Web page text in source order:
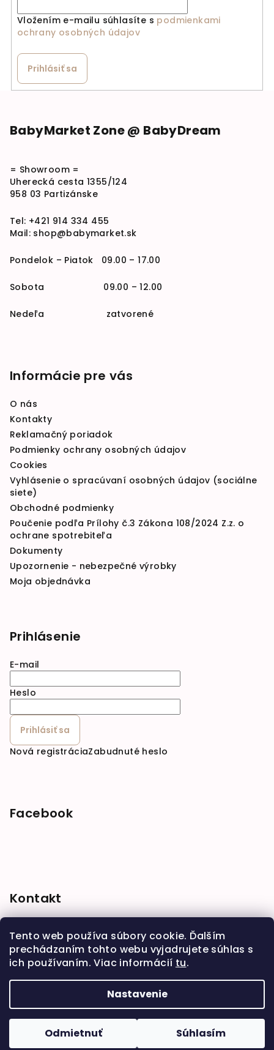
Tento web používa súbory cookie. Ďalším
prechádzaním tohto webu vyjadrujete súhlas s
ich používaním. Viac informácií tu.
Nastavenie
Odmietnuť Súhlasím
Vložením e-mailu súhlasíte s podmienkami
ochrany osobných údajov
Prihlásiť sa
BabyMarket Zone @ BabyDream
= Showroom =
Uherecká cesta 1355/124
958 03 Partizánske
Tel: +421 914 334 455
Mail: shop@babymarket.sk
Pondelok – Piatok 09.00 – 17.00
Sobota 09.00 – 12.00
Nedeľa zatvorené
Informácie pre vás
O nás
Kontakty
Reklamačný poriadok
Podmienky ochrany osobných údajov
Cookies
Vyhlásenie o spracúvaní osobných údajov (sociálne
siete)
Obchodné podmienky
Poučenie podľa Prílohy č.3 Zákona 108/2024 Z.z. o
ochrane spotrebiteľa
Dokumenty
Upozornenie - nebezpečné výrobky
Moja objednávka
Prihlásenie
E-mail
Heslo
Prihlásiť sa
Nová registráciaZabudnuté heslo
Facebook
Kontakt
shop @babymarket.sk
+421 914 334 455
Upraviť nastavenie cookies